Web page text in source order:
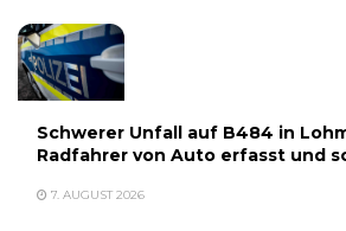
Schwerer Unfall auf B484 in
Radfahrer von Auto erfasst und
7. AUGUST 2026